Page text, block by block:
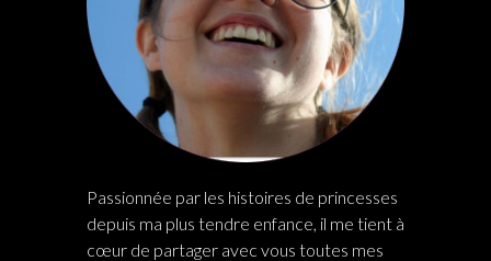
Passionnée par les histoires de princesses
depuis ma plus tendre enfance, il me tient à
cœur de partager avec vous toutes mes